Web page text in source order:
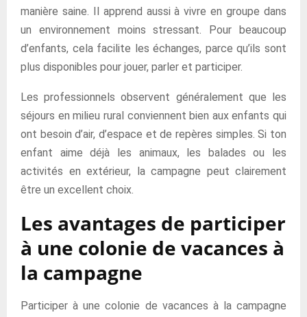
manière saine. Il apprend aussi à vivre en groupe dans
un environnement moins stressant. Pour beaucoup
d’enfants, cela facilite les échanges, parce qu’ils sont
plus disponibles pour jouer, parler et participer.
Les professionnels observent généralement que les
séjours en milieu rural conviennent bien aux enfants qui
ont besoin d’air, d’espace et de repères simples. Si ton
enfant aime déjà les animaux, les balades ou les
activités en extérieur, la campagne peut clairement
être un excellent choix.
Les avantages de participer
à une colonie de vacances à
la campagne
Participer à une colonie de vacances à la campagne